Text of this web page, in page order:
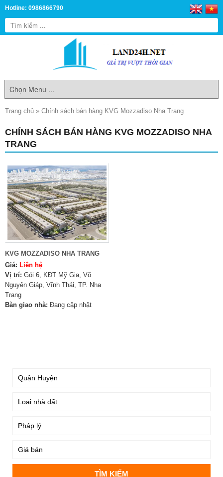
Hotline: 0986866790
Trang chủ » Chính sách bán hàng KVG Mozzadiso Nha Trang
CHÍNH SÁCH BÁN HÀNG KVG MOZZADISO NHA
TRANG
KVG MOZZADISO NHA TRANG
Giá: Liên hệ
Vị trí: Gói 6, KĐT Mỹ Gia, Võ
Nguyên Giáp, Vĩnh Thái, TP. Nha
Trang
Bàn giao nhà: Đang cập nhật